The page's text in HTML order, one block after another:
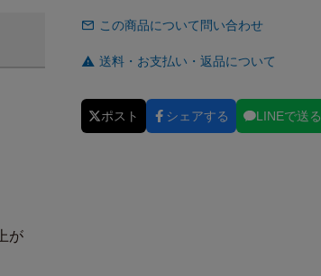
が
この商品について問い合わせ
送料・お支払い・返品について
ポスト シェアする LINEで送る